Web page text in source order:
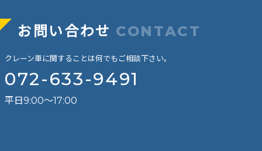
お問い合わせ CONTACT
クレーン車に関することは何でもご相談下さい。
072-633-9491
平日9:00～17:00